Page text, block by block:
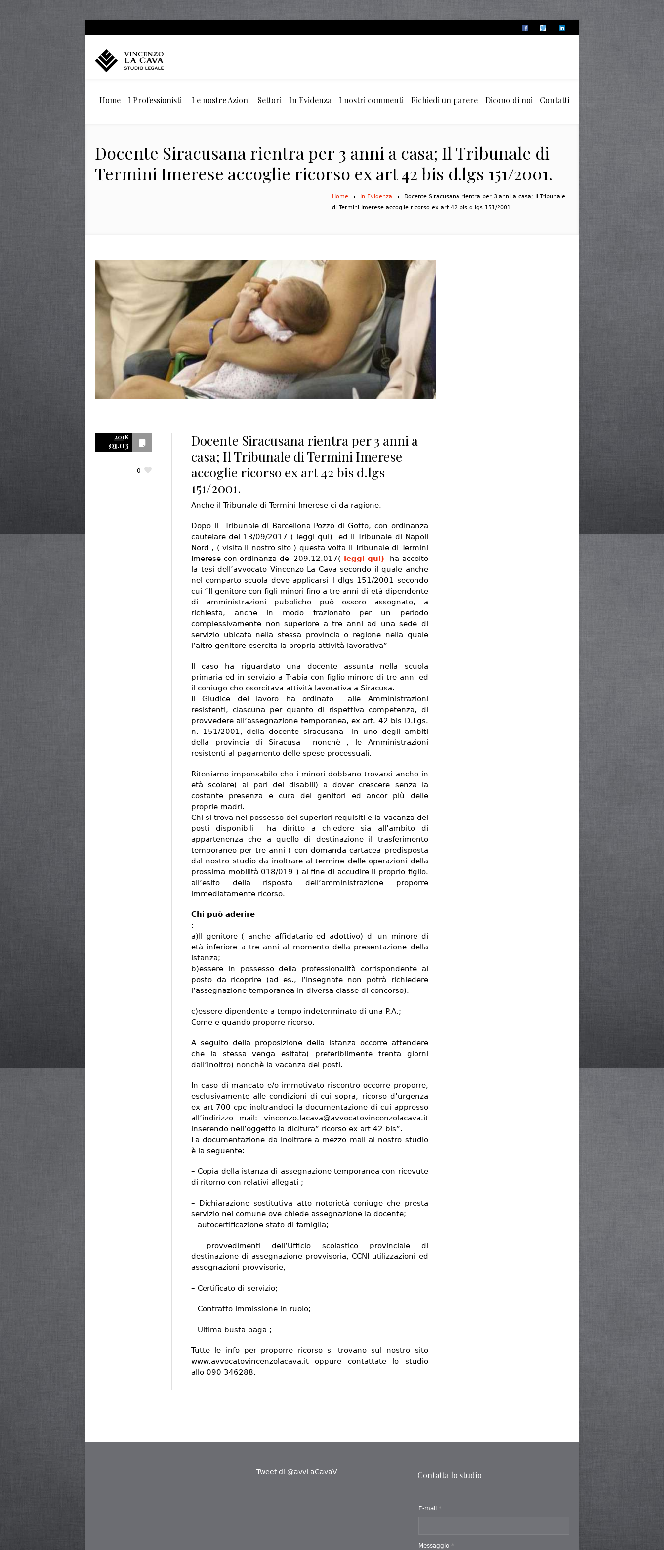
Home I Professionisti Le nostre Azioni Settori In Evidenza I nostri commenti Richiedi un parere Dicono di noi Contatti
Docente Siracusana rientra per 3 anni a casa; Il Tribunale di
Termini Imerese accoglie ricorso ex art 42 bis d.lgs 151/2001.
Home In Evidenza
Docente Siracusana rientra per 3 anni a casa; Il Tribunale
di Termini Imerese accoglie ricorso ex art 42 bis d.lgs 151/2001.
2018
01.03
0
Docente Siracusana rientra per 3 anni a
casa; Il Tribunale di Termini Imerese
accoglie ricorso ex art 42 bis d.lgs
151/2001.
Anche il Tribunale di Termini Imerese ci da ragione.
Dopo il Tribunale di Barcellona Pozzo di Gotto, con ordinanza
cautelare del 13/09/2017 ( leggi qui) ed il Tribunale di Napoli
Nord , ( visita il nostro sito ) questa volta il Tribunale di Termini
Imerese con ordinanza del 209.12.017( leggi qui)
ha accolto
la tesi dell’avvocato Vincenzo La Cava secondo il quale anche
nel comparto scuola deve applicarsi il dlgs 151/2001 secondo
cui “Il genitore con figli minori fino a tre anni di età dipendente
di amministrazioni pubbliche può essere assegnato, a
richiesta, anche in modo frazionato per un periodo
complessivamente non superiore a tre anni ad una sede di
servizio ubicata nella stessa provincia o regione nella quale
l’altro genitore esercita la propria attività lavorativa”
Il caso ha riguardato una docente assunta nella scuola
primaria ed in servizio a Trabia con figlio minore di tre anni ed
il coniuge che esercitava attività lavorativa a Siracusa.
Il Giudice del lavoro ha ordinato alle Amministrazioni
resistenti, ciascuna per quanto di rispettiva competenza, di
provvedere all’assegnazione temporanea, ex art. 42 bis D.Lgs.
n. 151/2001, della docente siracusana in uno degli ambiti
della provincia di Siracusa nonchè , le Amministrazioni
resistenti al pagamento delle spese processuali.
Riteniamo impensabile che i minori debbano trovarsi anche in
età scolare( al pari dei disabili) a dover crescere senza la
costante presenza e cura dei genitori ed ancor più delle
proprie madri.
Chi si trova nel possesso dei superiori requisiti e la vacanza dei
posti disponibili ha diritto a chiedere sia all’ambito di
appartenenza che a quello di destinazione il trasferimento
temporaneo per tre anni ( con domanda cartacea predisposta
dal nostro studio da inoltrare al termine delle operazioni della
prossima mobilità 018/019 ) al fine di accudire il proprio figlio.
all’esito della risposta dell’amministrazione proporre
immediatamente ricorso.
Chi può aderire
:
a)Il genitore ( anche affidatario ed adottivo) di un minore di
età inferiore a tre anni al momento della presentazione della
istanza;
b)essere in possesso della professionalità corrispondente al
posto da ricoprire (ad es., l’insegnate non potrà richiedere
l’assegnazione temporanea in diversa classe di concorso).
c)essere dipendente a tempo indeterminato di una P.A.;
Come e quando proporre ricorso.
A seguito della proposizione della istanza occorre attendere
che la stessa venga esitata( preferibilmente trenta giorni
dall’inoltro) nonchè la vacanza dei posti.
In caso di mancato e/o immotivato riscontro occorre proporre,
esclusivamente alle condizioni di cui sopra, ricorso d’urgenza
ex art 700 cpc inoltrandoci la documentazione di cui appresso
all’indirizzo mail: vincenzo.lacava@avvocatovincenzolacava.it
inserendo nell’oggetto la dicitura” ricorso ex art 42 bis”.
La documentazione da inoltrare a mezzo mail al nostro studio
è la seguente:
– Copia della istanza di assegnazione temporanea con ricevute
di ritorno con relativi allegati ;
– Dichiarazione sostitutiva atto notorietà coniuge che presta
servizio nel comune ove chiede assegnazione la docente;
– autocertificazione stato di famiglia;
– provvedimenti dell’Ufficio scolastico provinciale di
destinazione di assegnazione provvisoria, CCNI utilizzazioni ed
assegnazioni provvisorie,
– Certificato di servizio;
– Contratto immissione in ruolo;
– Ultima busta paga ;
Tutte le info per proporre ricorso si trovano sul nostro sito
www.avvocatovincenzolacava.it oppure contattate lo studio
allo 090 346288.
Tweet di @avvLaCavaV Contatta lo studio
E-mail *
Messaggio *